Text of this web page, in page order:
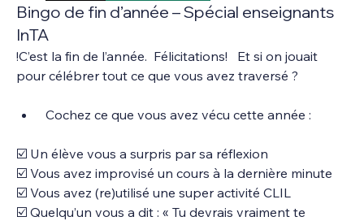
Bingo de fin d’année – Spécial enseignants
InTA
!C’est la fin de l’année.  Félicitations!   Et si on jouait
pour célébrer tout ce que vous avez traversé ?
Cochez ce que vous avez vécu cette année :
☑️ Un élève vous a surpris par sa réflexion
☑️ Vous avez improvisé un cours à la dernière minute
☑️ Vous avez (re)utilisé une super activité CLIL
☑️ Quelqu’un vous a dit : « Tu devrais vraiment te